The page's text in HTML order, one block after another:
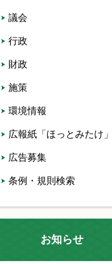
議会
行政
財政
施策
環境情報
広報紙「ほっとみたけ」
広告募集
条例・規則検索
お知らせ